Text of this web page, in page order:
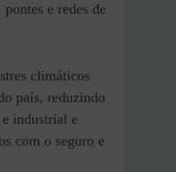
e redes de
climáticos
país, reduzindo
industrial e
com o seguro e